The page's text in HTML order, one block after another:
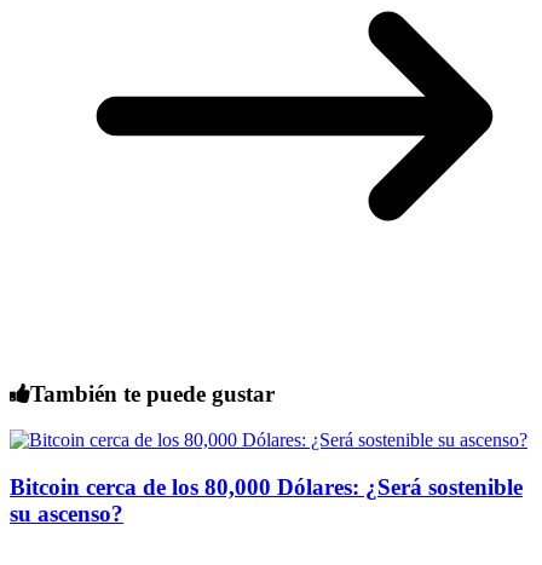
También te puede gustar
Bitcoin cerca de los 80,000 Dólares: ¿Será sostenible
su ascenso?